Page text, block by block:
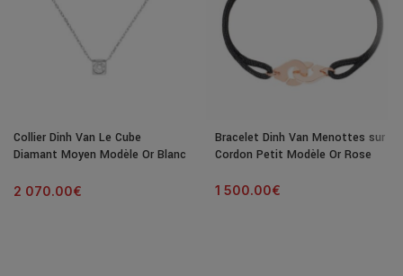
Collier Dinh Van Le Cube
Diamant Moyen Modèle Or Blanc
2 070.00€
Bracelet Dinh Van Menottes sur
Cordon Petit Modèle Or Rose
1 500.00€